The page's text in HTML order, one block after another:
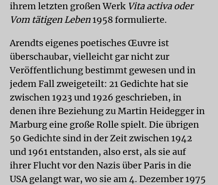
ihrem letzten großen Werk Vita activa oder
Vom tätigen Leben1958 formulierte.
Arendts eigenes poetisches Œuvre ist
überschaubar, vielleicht gar nicht zur
Veröffentlichung bestimmt gewesen und in
jedem Fall zweigeteilt: 21 Gedichte hat sie
zwischen 1923 und 1926 geschrieben, in
denen ihre Beziehung zu Martin Heidegger in
Marburg eine große Rolle spielt. Die übrigen
50 Gedichte sind in der Zeit zwischen 1942
und 1961 entstanden, also erst, als sie auf
ihrer Flucht vor den Nazis über Paris in die
USA gelangt war, wo sie am 4. Dezember 1975